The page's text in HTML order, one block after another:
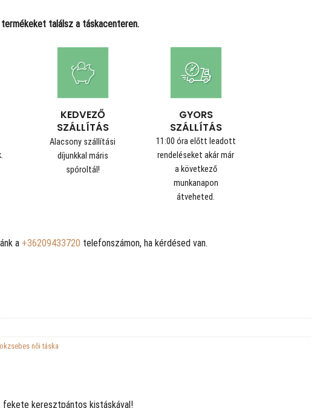
találsz a táskacenteren.
KEDVEZŐ
SZÁLLÍTÁS
Alacsony szállítási
díjunkkal máris
spóroltál!
GYORS
SZÁLLÍTÁS
11:00 óra előtt leadott
rendeléseket akár már
a következő
munkanapon
átveheted.
a +36209433720 telefonszámon, ha kérdésed van.
női táska
fekete keresztpántos kistáskával!